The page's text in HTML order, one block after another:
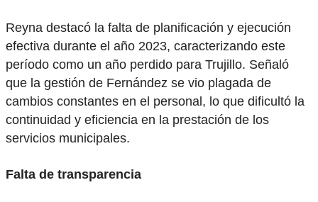
Reyna destacó la falta de planificación y ejecución
efectiva durante el año 2023, caracterizando este
período como un año perdido para Trujillo. Señaló
que la gestión de Fernández se vio plagada de
cambios constantes en el personal, lo que dificultó la
continuidad y eficiencia en la prestación de los
servicios municipales.
Falta de transparencia